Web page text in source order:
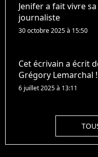
Jenifer a fait vivre
journaliste
30 octobre 2025 à 15:50
Cet écrivain a écrit
Grégory Lemarchal !
6 juillet 2025 à 13:11